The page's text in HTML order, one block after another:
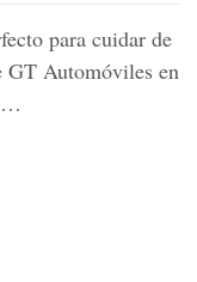
para cuidar de
GT Automóviles en
…